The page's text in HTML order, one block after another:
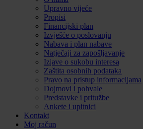
Upravno vijeće
Propisi
Financijski plan
Izvješće o poslovanju
Nabava i plan nabave
Natječaji za zapošljavanje
Izjave o sukobu interesa
Zaštita osobnih podataka
Pravo na pristup informacijama
Dojmovi i pohvale
Predstavke i pritužbe
Ankete i upitnici
Kontakt
Moj račun